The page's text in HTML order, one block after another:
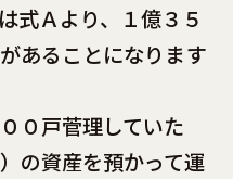
式Ａより、１億３５
あることになります
０戸菅理していた
の資産を預かって運